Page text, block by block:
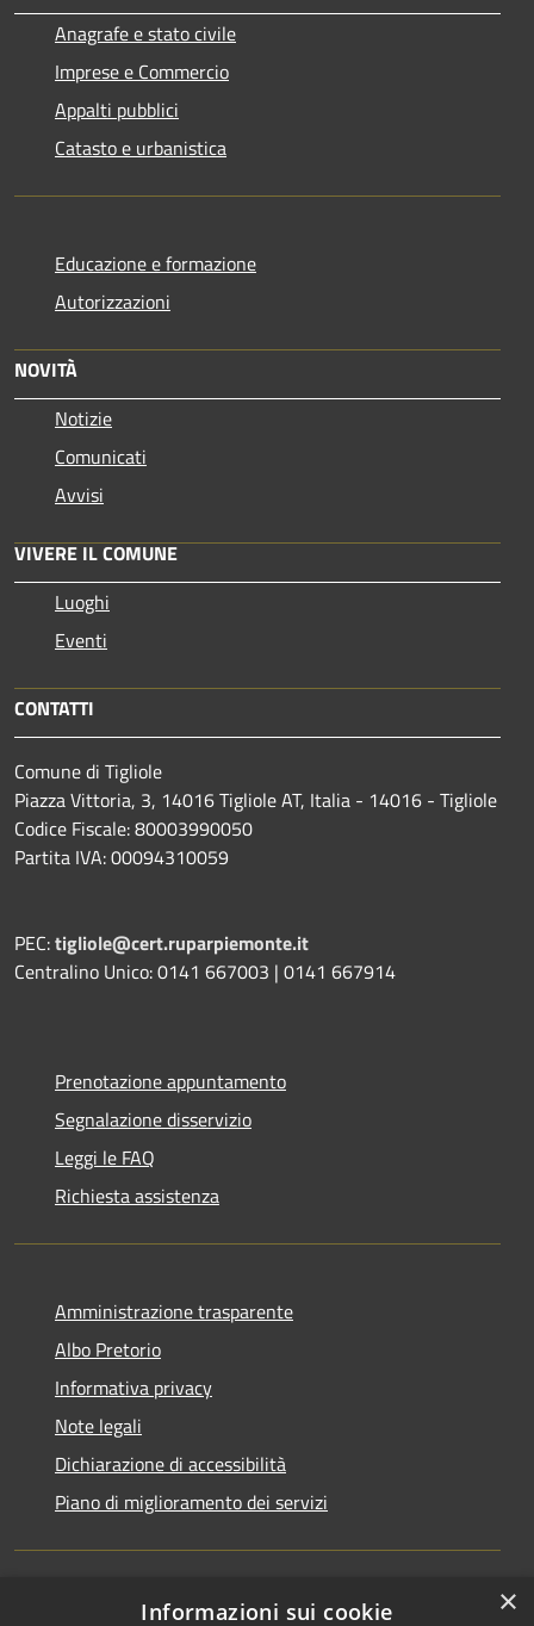
Anagrafe e stato civile
Imprese e Commercio
Appalti pubblici
Catasto e urbanistica
Educazione e formazione
Autorizzazioni
NOVITÀ
Notizie
Comunicati
Avvisi
VIVERE IL COMUNE
Luoghi
Eventi
CONTATTI
Comune di Tigliole
Piazza Vittoria, 3, 14016 Tigliole AT, Italia - 14016 - Tigliole
Codice Fiscale: 80003990050
Partita IVA: 00094310059
PEC:tigliole@cert.ruparpiemonte.it
Centralino Unico: 0141 667003 | 0141 667914
Prenotazione appuntamento
Segnalazione disservizio
Leggi le FAQ
Richiesta assistenza
Amministrazione trasparente
Albo Pretorio
Informativa privacy
Note legali
Dichiarazione di accessibilità
Piano di miglioramento dei servizi
×
Informazioni sui cookie